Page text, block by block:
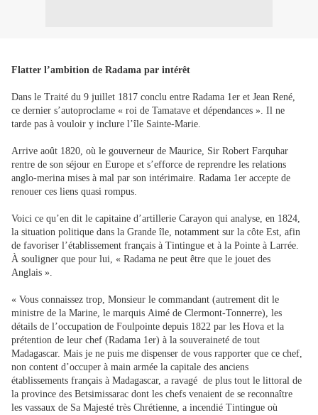
Flatter l’ambition de Radama par intérêt
Dans le Traité du 9 juillet 1817 conclu entre Radama 1er et Jean René,
ce dernier s’autoproclame « roi de Tamatave et dépendances ». Il ne
tarde pas à vouloir y inclure l’île Sainte-Marie.
Arrive août 1820, où le gouverneur de Maurice, Sir Robert Farquhar
rentre de son séjour en Europe et s’efforce de reprendre les relations
anglo-merina mises à mal par son intérimaire. Radama 1er accepte de
renouer ces liens quasi rompus.
Voici ce qu’en dit le capitaine d’artillerie Carayon qui analyse, en 1824,
la situation politique dans la Grande île, notamment sur la côte Est, afin
de favoriser l’établissement français à Tintingue et à la Pointe à Larrée.
À souligner que pour lui, « Radama ne peut être que le jouet des
Anglais ».
« Vous connaissez trop, Monsieur le commandant (autrement dit le
ministre de la Marine, le marquis Aimé de Clermont-Tonnerre), les
détails de l’occupation de Foulpointe depuis 1822 par les Hova et la
prétention de leur chef (Radama 1er) à la souveraineté de tout
Madagascar. Mais je ne puis me dispenser de vous rapporter que ce chef,
non content d’occuper à main armée la capitale des anciens
établissements français à Madagascar, a ravagé de plus tout le littoral de
la province des Betsimissarac dont les chefs venaient de se reconnaître
les vassaux de Sa Majesté très Chrétienne, a incendié Tintingue où